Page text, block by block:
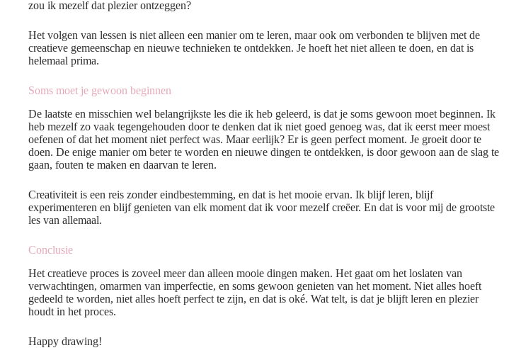
zou ik mezelf dat plezier ontzeggen?
Het volgen van lessen is niet alleen een manier om te leren, maar ook om verbonden te blijven met de
creatieve gemeenschap en nieuwe technieken te ontdekken. Je hoeft het niet alleen te doen, en dat is
helemaal prima.
Soms moet je gewoon beginnen
De laatste en misschien wel belangrijkste les die ik heb geleerd, is dat je soms gewoon moet beginnen. Ik
heb mezelf zo vaak tegengehouden door te denken dat ik niet goed genoeg was, dat ik eerst meer moest
oefenen of dat het moment niet perfect was. Maar eerlijk? Er is geen perfect moment. Je groeit door te
doen. De enige manier om beter te worden en nieuwe dingen te ontdekken, is door gewoon aan de slag te
gaan, fouten te maken en daarvan te leren.
Creativiteit is een reis zonder eindbestemming, en dat is het mooie ervan. Ik blijf leren, blijf
experimenteren en blijf genieten van elk moment dat ik voor mezelf creëer. En dat is voor mij de grootste
les van allemaal.
Conclusie
Het creatieve proces is zoveel meer dan alleen mooie dingen maken. Het gaat om het loslaten van
verwachtingen, omarmen van imperfectie, en soms gewoon genieten van het moment. Niet alles hoeft
gedeeld te worden, niet alles hoeft perfect te zijn, en dat is oké. Wat telt, is dat je blijft leren en plezier
houdt in het proces.
Happy drawing!